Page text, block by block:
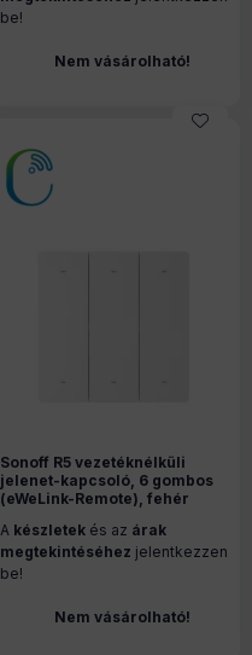
be!
Nem vásárolható!
Sonoff R5 vezetéknélküli
jelenet-kapcsoló, 6 gombos
(eWeLink-Remote), fehér
A készletek és az árak
megtekintéséhez jelentkezzen
be!
Nem vásárolható!